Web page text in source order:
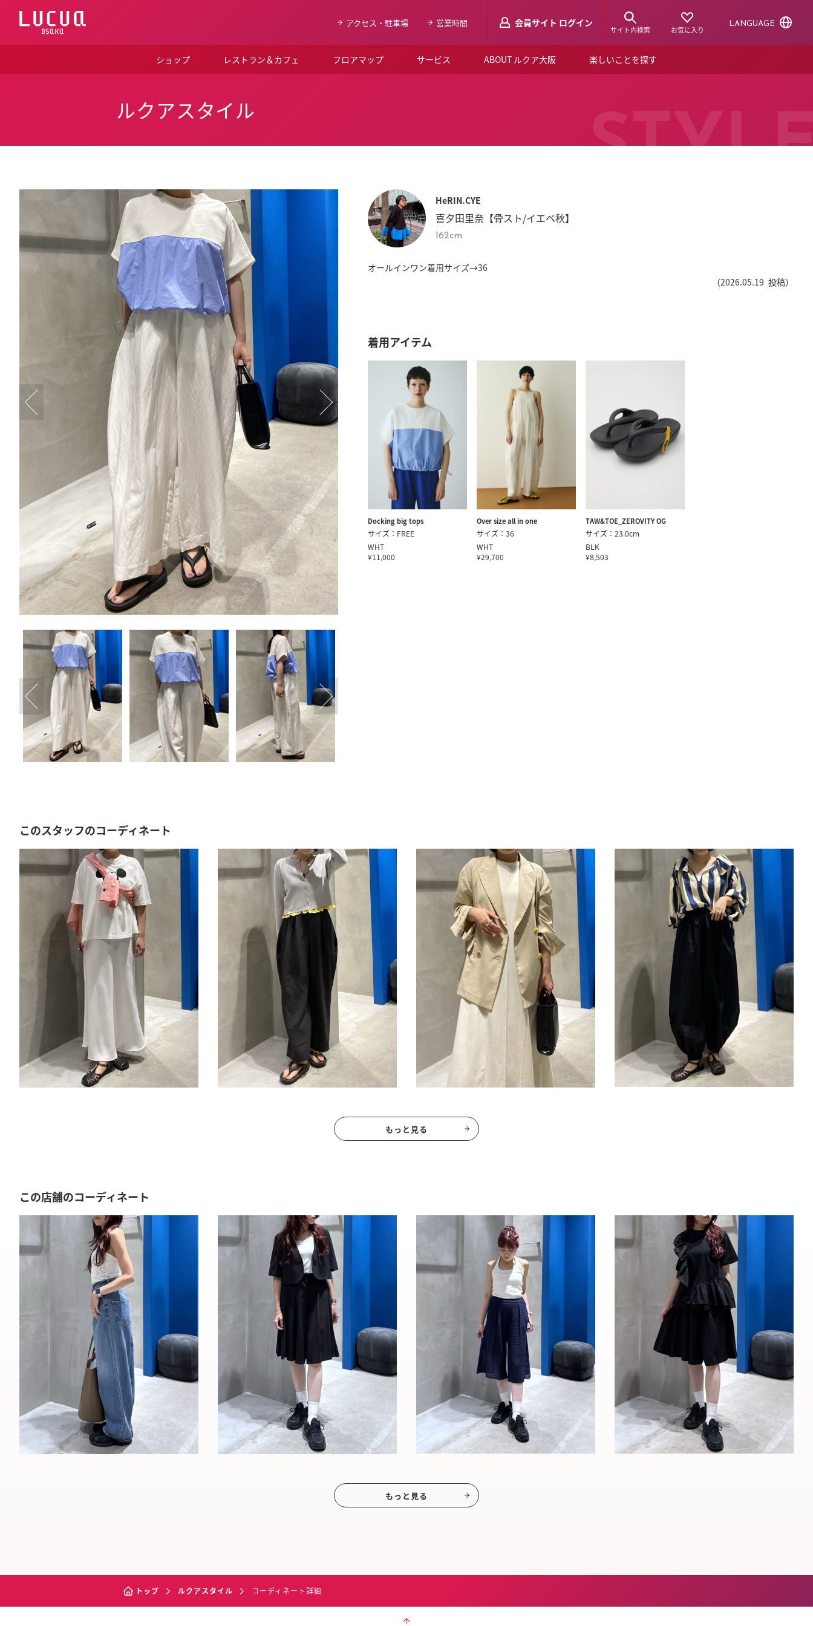
ス
アクセス・駐車場 営業時間 会員サイト ログイン
サイト内検索 お気に入り
LANGUAGE
ショップ レストラン＆カフェ フロアマップ サービス ABOUT ルクア大阪
SNSアカウント一覧
LUCUAブライダルクラブ
スタッフ募集（長期で働きたい方）
楽しいことを探す
ショップニュース
ルクアスタイル
ルクアスタイル
HeRIN.CYE
喜夕田里奈【骨スト/イエベ秋】
162cm
オールインワン着用サイズ→36
（2026.05.19 投稿）
着用アイテム
Docking big tops
サイズ：FREE
WHT
¥11,000
Over size all in one
サイズ：36
WHT
¥29,700
TAW&TOE_ZEROVITY OG
サイズ：23.0cm
BLK
¥8,503
このスタッフのコーディネート
もっと見る
この店舗のコーディネート
もっと見る
トップ ルクアスタイル コーディネート詳細